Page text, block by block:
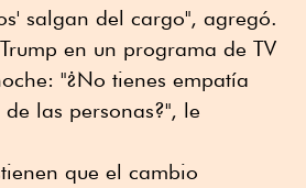
salgan del cargo", agregó.
en un programa de TV
"¿No tienes empatía
las personas?", le
que el cambio